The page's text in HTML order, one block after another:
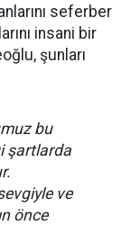
seferber
insani bir
şunları
bu
şartlarda
ve
önce